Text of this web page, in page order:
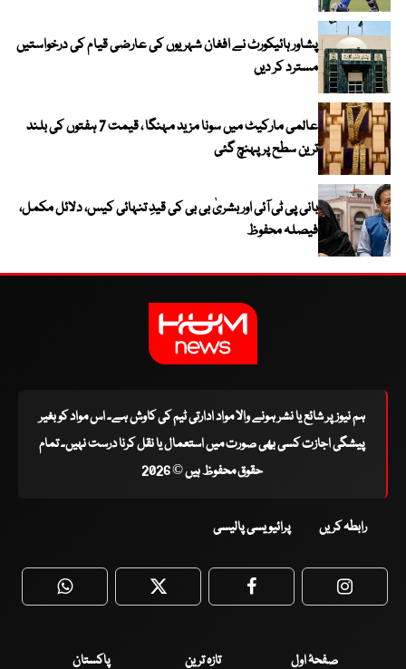
پشاور ہائیکورٹ نے افغان شہریوں کی عارضی قیام کی درخواستیں
مسترد کر دیں
عالمی مارکیٹ میں سونا مزید مہنگا ، قیمت 7 ہفتوں کی بلند
ترین سطح پر پہنچ گئی
بانی پی ٹی آئی اور بشریٰ بی بی کی قیدِ تنہائی کیس، دلائل مکمل،
فیصلہ محفوظ
ہم نیوز پر شائع یا نشر ہونے والا مواد ادارتی ٹیم کی کاوش ہے۔ اس مواد کو بغیر
پیشگی اجازت کسی بھی صورت میں استعمال یا نقل کرنا درست نہیں۔ تمام
حقوق محفوظ ہیں © 2026
رابطہ کریں پرائیویسی پالیسی
WhatsApp Twitter Facebook
صفحۂ اول تازہ ترین
پاکستان